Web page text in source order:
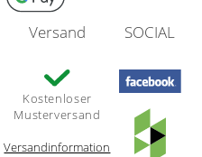
Versand
Kostenloser
Musterversand
Versandinformation
SOCIAL